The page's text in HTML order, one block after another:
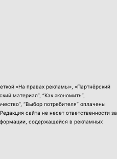
«На правах рекламы», «Партнёрский
материал”, “Как экономить”,
“Выбор потребителя” оплачены
сайта не несет ответственности за
содержащейся в рекламных